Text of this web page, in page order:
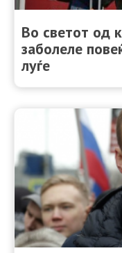
Во светот од
заболеле
луѓе